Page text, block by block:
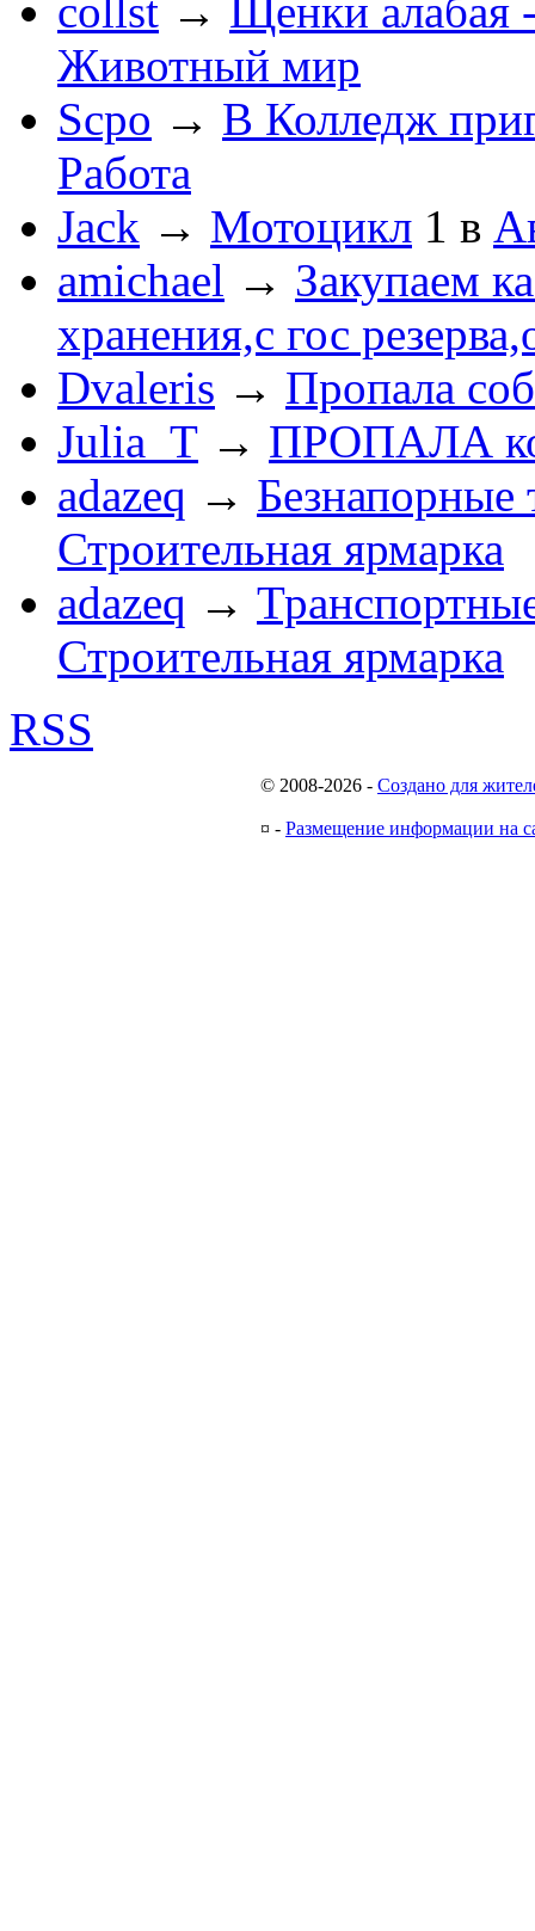
collst → Щенки алабая
Животный мир
Scpo → В Колледж
Работа
Jack → Мотоцикл 1 в
amichael → Закупаем
хранения,с гос
Dvaleris → Пропала
Julia_T → ПРОПАЛА
adazeq → Безнапорные
Строительная ярмарка
adazeq →
Строительная ярмарка
RSS
© 2008-2026 - Создано для
¤ - Размещение информации на